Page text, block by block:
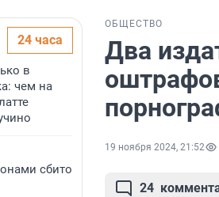
24 часа
в
чем на
сбито
ОБЩЕСТВО
Два
19 ноября 2024, 21:52
24